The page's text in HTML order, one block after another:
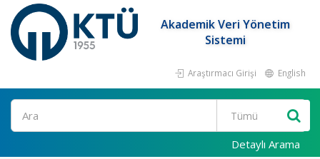
Akademik Veri Yönetim
Sistemi
Araştırmacı Girişi English
Ara
Detaylı Arama